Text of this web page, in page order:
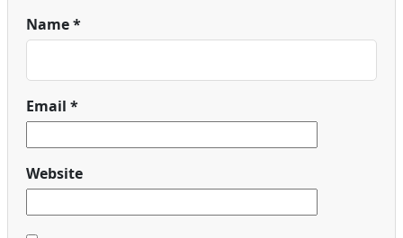
Name*
Email *
Website